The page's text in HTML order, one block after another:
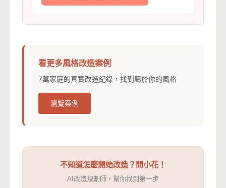
看更多風格改造案例
7萬家庭的真實改造紀錄，找到屬於你的風格
瀏覽案例
不知道怎麼開始改造？問小花！
AI改造規劃師，幫你找到第一步